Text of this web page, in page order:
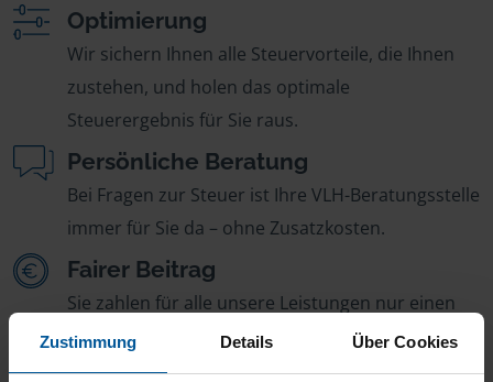
Zustimmung Details Über Cookies
Optimierung
Wir sichern Ihnen alle Steuervorteile, die Ihnen
zustehen, und holen das optimale
Steuerergebnis für Sie raus.
Persönliche Beratung
Bei Fragen zur Steuer ist Ihre VLH-Beratungsstelle
immer für Sie da – ohne Zusatzkosten.
Fairer Beitrag
Sie zahlen für alle unsere Leistungen nur einen
jährlichen Mitgliedsbeitrag, der sich nach Ihren
Jahreseinnahmen richtet.